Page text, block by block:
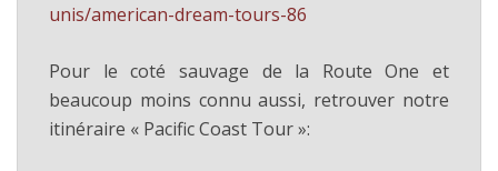
unis/american-dream-tours-86
Pour le coté sauvage de la Route One et
beaucoup moins connu aussi, retrouver notre
itinéraire « Pacific Coast Tour »: